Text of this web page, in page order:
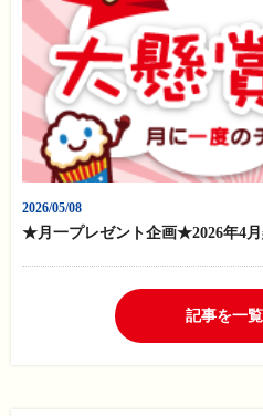
2026/05/08
★月一プレゼント企画★2026年4
記事を一